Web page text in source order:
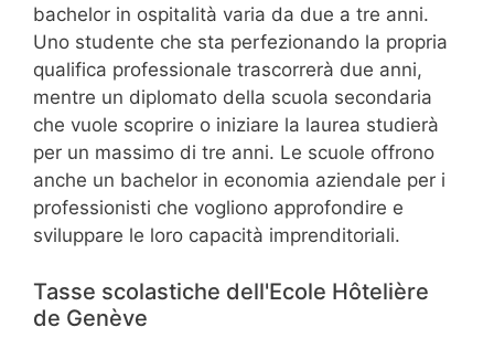
bachelor in ospitalità varia da due a tre anni.
Uno studente che sta perfezionando la propria
qualifica professionale trascorrerà due anni,
mentre un diplomato della scuola secondaria
che vuole scoprire o iniziare la laurea studierà
per un massimo di tre anni. Le scuole offrono
anche un bachelor in economia aziendale per i
professionisti che vogliono approfondire e
sviluppare le loro capacità imprenditoriali.
Tasse scolastiche dell'Ecole Hôtelière
de Genève